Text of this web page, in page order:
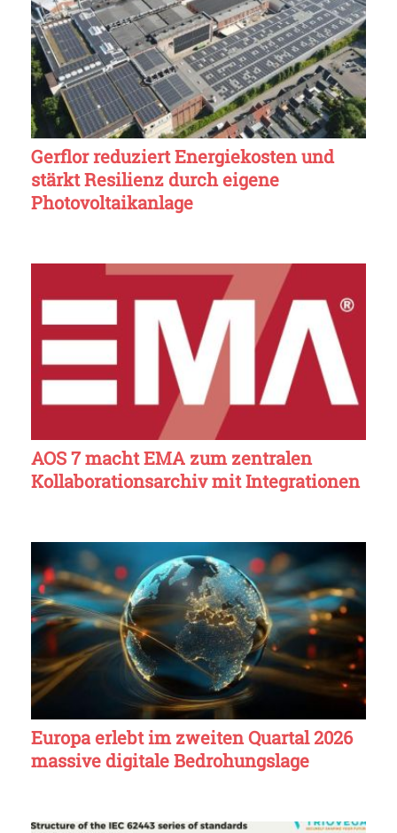
Gerflor reduziert Energiekosten und
stärkt Resilienz durch eigene
Photovoltaikanlage
AOS 7 macht EMA zum zentralen
Kollaborationsarchiv mit Integrationen
Europa erlebt im zweiten Quartal 2026
massive digitale Bedrohungslage